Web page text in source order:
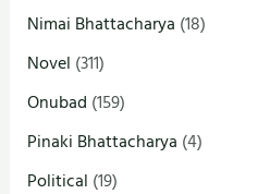
Nimai Bhattacharya (18)
Novel (311)
Onubad (159)
Pinaki Bhattacharya (4)
Political (19)